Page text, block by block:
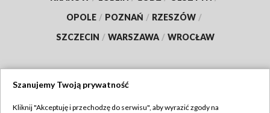
OPOLE / POZNAŃ / RZESZÓW /
SZCZECIN / WARSZAWA / WROCŁAW
Szanujemy Twoją prywatność
Kliknij "Akceptuję i przechodzę do serwisu", aby wyrazić zgody na